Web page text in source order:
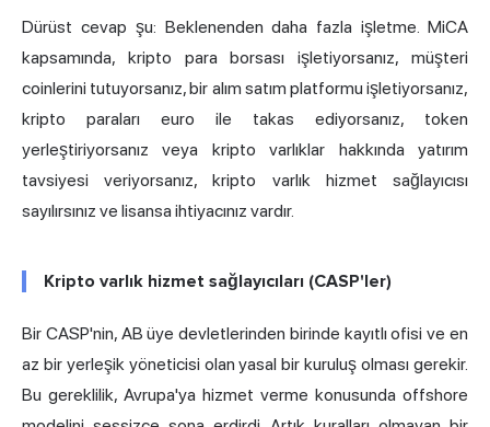
Dürüst cevap şu: Beklenenden daha fazla işletme. MiCA
kapsamında, kripto para borsası işletiyorsanız, müşteri
coinlerini tutuyorsanız, bir alım satım platformu işletiyorsanız,
kripto paraları euro ile takas ediyorsanız, token
yerleştiriyorsanız veya kripto varlıklar hakkında yatırım
tavsiyesi veriyorsanız, kripto varlık hizmet sağlayıcısı
sayılırsınız ve lisansa ihtiyacınız vardır.
Kripto varlık hizmet sağlayıcıları (CASP'ler)
Bir CASP'nin, AB üye devletlerinden birinde kayıtlı ofisi ve en
az bir yerleşik yöneticisi olan yasal bir kuruluş olması gerekir.
Bu gereklilik, Avrupa'ya hizmet verme konusunda offshore